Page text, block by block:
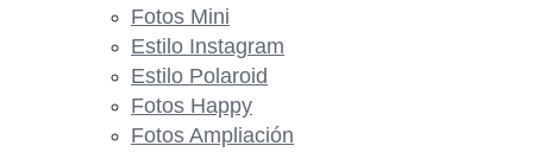
Fotos Mini
Estilo Instagram
Estilo Polaroid
Fotos Happy
Fotos Ampliación